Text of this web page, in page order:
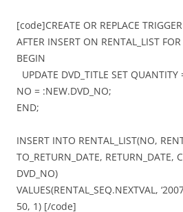
[code]CREATE OR REPLACE
AFTER INSERT ON RENTAL_LIST
BEGIN
UPDATE DVD_TITLE SET
NO = :NEW.DVD_NO;
END;
INSERT INTO RENTAL_LIST(NO,
TO_RETURN_DATE, RETURN_DATE,
DVD_NO)
VALUES(RENTAL_SEQ.NEXTVAL,
50, 1) [/code]